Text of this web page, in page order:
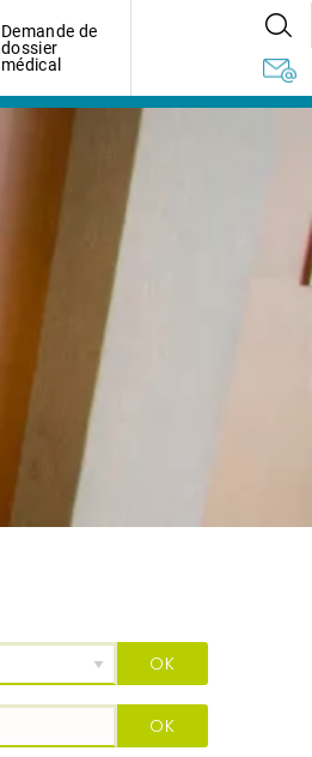
Demande de
dossier
médical